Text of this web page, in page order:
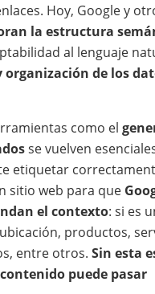
Hoy, Google y
la estructura
al lenguaje
organización de los
como el
se vuelven
etiquetar
sitio web para que
el contexto: si es
productos,
entre otros. Sin esta
puede pasar